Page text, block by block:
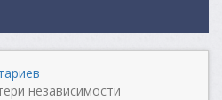
независимости